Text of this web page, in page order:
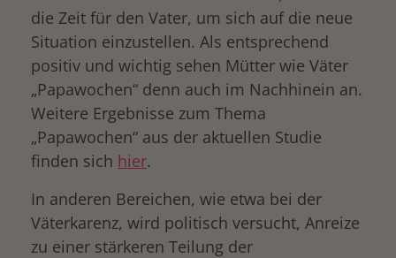
die Zeit für den Vater, um sich auf die neue
Situation einzustellen. Als entsprechend
positiv und wichtig sehen Mütter wie Väter
„Papawochen“ denn auch im Nachhinein an.
Weitere Ergebnisse zum Thema
„Papawochen“ aus der aktuellen Studie
finden sich hier.
In anderen Bereichen, wie etwa bei der
Väterkarenz, wird politisch versucht, Anreize
zu einer stärkeren Teilung der